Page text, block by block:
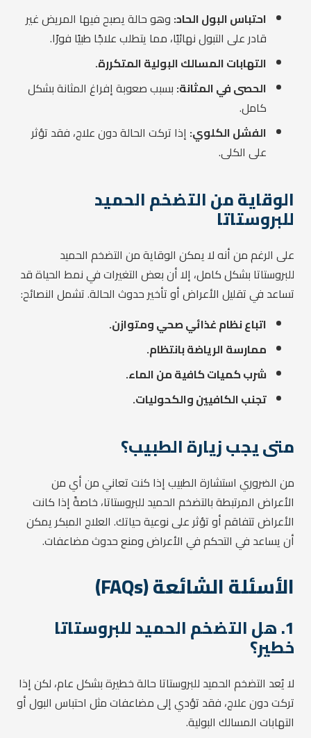
احتباس البول الحاد: وهو حالة يصبح فيها المريض غير
قادر على التبول نهائيًا، مما يتطلب علاجًا طبيًا فورًا.
التهابات المسالك البولية المتكررة.
الحصى في المثانة: بسبب صعوبة إفراغ المثانة بشكل
كامل.
الفشل الكلوي: إذا تركت الحالة دون علاج، فقد تؤثر
على الكلى.
الوقاية من التضخم الحميد
للبروستاتا
على الرغم من أنه لا يمكن الوقاية من التضخم الحميد
للبروستاتا بشكل كامل، إلا أن بعض التغيرات في نمط الحياة قد
تساعد في تقليل الأعراض أو تأخير حدوث الحالة. تشمل النصائح:
اتباع نظام غذائي صحي ومتوازن.
ممارسة الرياضة بانتظام.
شرب كميات كافية من الماء.
تجنب الكافيين والكحوليات.
متى يجب زيارة الطبيب؟
من الضروري استشارة الطبيب إذا كنت تعاني من أي من
الأعراض المرتبطة بالتضخم الحميد للبروستاتا، خاصةً إذا كانت
الأعراض تتفاقم أو تؤثر على نوعية حياتك. العلاج المبكر يمكن
أن يساعد في التحكم في الأعراض ومنع حدوث مضاعفات.
الأسئلة الشائعة (FAQs)
1. هل التضخم الحميد للبروستاتا
خطير؟
لا يُعد التضخم الحميد للبروستاتا حالة خطيرة بشكل عام، لكن إذا
تركت دون علاج، فقد تؤدي إلى مضاعفات مثل احتباس البول أو
التهابات المسالك البولية.